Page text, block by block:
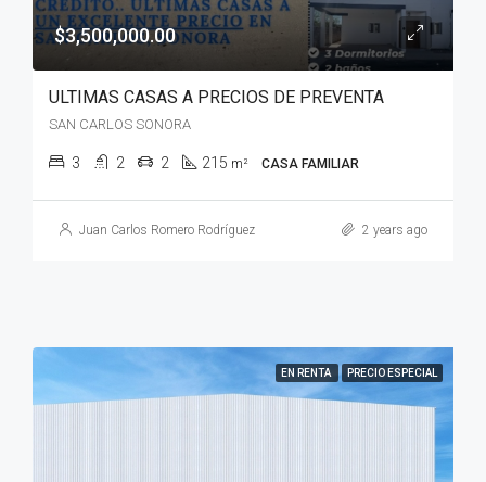
$3,500,000.00
ULTIMAS CASAS A PRECIOS DE PREVENTA
SAN CARLOS SONORA
3 2 2 215 m² CASA FAMILIAR
Juan Carlos Romero Rodríguez 2 years ago
EN RENTA PRECIO ESPECIAL